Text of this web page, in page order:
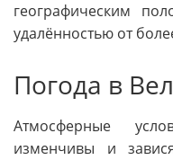
географическим
удалённостью от
Погода в
Атмосферные
изменчивы и